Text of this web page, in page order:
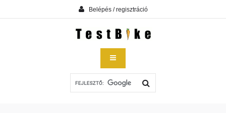
Belépés / regisztráció